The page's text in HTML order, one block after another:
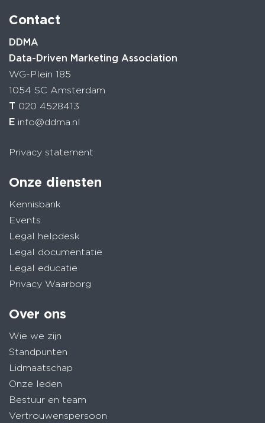
Contact
DDMA
Data-Driven Marketing Association
WG-Plein 185
1054 SC Amsterdam
T 020 4528413
E info@ddma.nl
Privacy statement
Onze diensten
Kennisbank
Events
Legal helpdesk
Legal documentatie
Legal educatie
Privacy Waarborg
Over ons
Wie we zijn
Standpunten
Lidmaatschap
Onze leden
Bestuur en team
Vertrouwenspersoon